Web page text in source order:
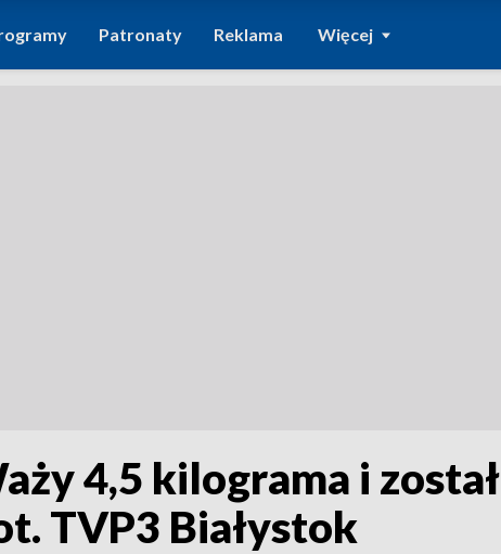
Patronaty Reklama Więcej
4,5 kilograma i
TVP3 Białystok